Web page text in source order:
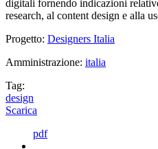
digitali fornendo indicazioni
research, al content design e alla
Progetto: Designers Italia
Amministrazione: italia
Tag:
design
Scarica
pdf